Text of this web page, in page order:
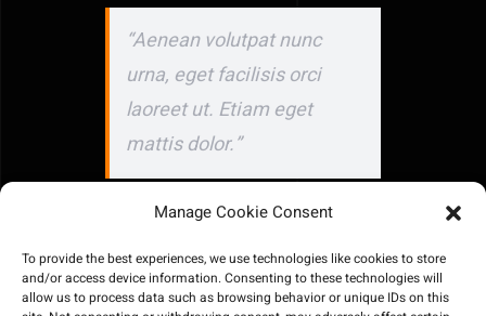
Manage Cookie Consent
To provide the best experiences, we use technologies like cookies to store
and/or access device information. Consenting to these technologies will
allow us to process data such as browsing behavior or unique IDs on this
“Aenean volutpat nunc
urna, eget facilisis orci
laoreet ut. Etiam eget
mattis dolor.”
varius augue quis fringilla molestie.
Etiam eget mattis dolor. Pellentesque